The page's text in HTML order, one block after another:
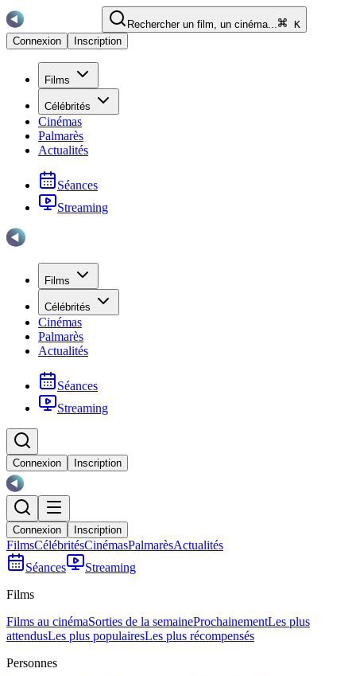
Rechercher un film, un cinéma...
K
Connexion
Inscription
Films
Célébrités
Cinémas
Palmarès
Actualités
Séances
Streaming
Films
Célébrités
Cinémas
Palmarès
Actualités
Séances
Streaming
Connexion Inscription
Connexion Inscription
FilmsCélébritésCinémasPalmarèsActualités
Séances
Streaming
Films
Films au cinémaSorties de la semaineProchainementLes plus
attendusLes plus populairesLes plus récompensés
Personnes